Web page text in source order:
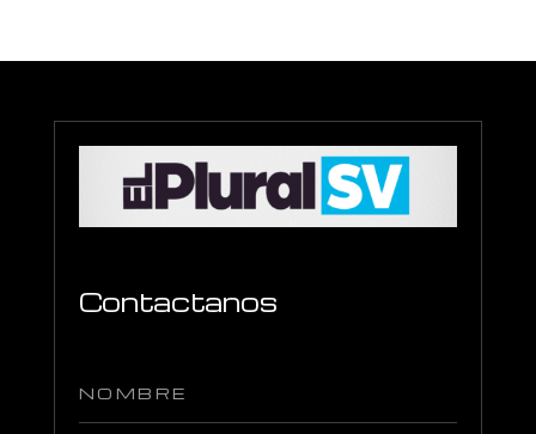
Contactanos